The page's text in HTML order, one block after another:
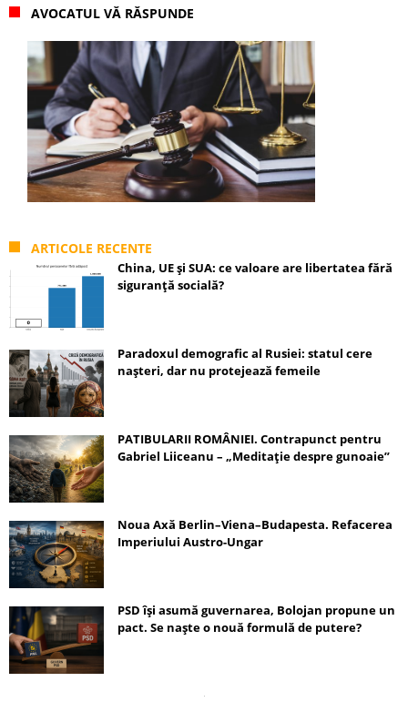
AVOCATUL VĂ RĂSPUNDE
ARTICOLE RECENTE
China, UE și SUA: ce valoare are libertatea fără
siguranță socială?
Paradoxul demografic al Rusiei: statul cere
nașteri, dar nu protejează femeile
PATIBULARII ROMÂNIEI. Contrapunct pentru
Gabriel Liiceanu – „Meditație despre gunoaie”
Noua Axă Berlin–Viena–Budapesta. Refacerea
Imperiului Austro-Ungar
PSD își asumă guvernarea, Bolojan propune un
pact. Se naște o nouă formulă de putere?